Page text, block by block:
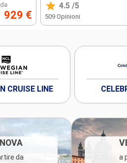
da
929 €
4.5 /5
509 Opinioni
CRUISE LINE
da a